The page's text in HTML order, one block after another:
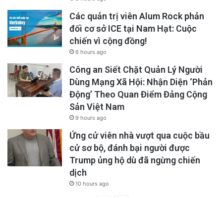
Các quản trị viên Alum Rock phản
đối cơ sở ICE tại Nam Hạt: Cuộc
chiến vì cộng đồng!
6 hours ago
Công an Siết Chặt Quản Lý Người
Dùng Mạng Xã Hội: Nhận Diện ‘Phản
Động’ Theo Quan Điểm Đảng Cộng
Sản Việt Nam
9 hours ago
Ứng cử viên nhà vượt qua cuộc bầu
cử sơ bộ, đánh bại người được
Trump ủng hộ dù đã ngừng chiến
dịch
10 hours ago